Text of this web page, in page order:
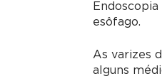
Endoscopia
esôfago.
As varizes
alguns